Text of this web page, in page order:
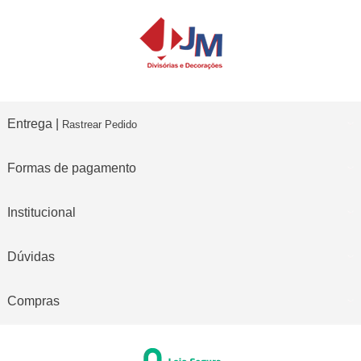
Entrega | Rastrear Pedido
Formas de pagamento
Institucional
Dúvidas
Compras